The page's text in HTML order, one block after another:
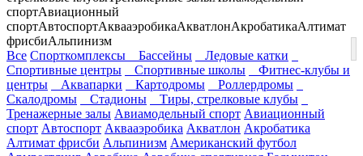
спортАвиационный
спортАвтоспортАквааэробикаАкватлонАкробатикаАлтимат
фрисбиАльпинизм
Все Спорткомплексы Бассейны
Ледовые катки
Спортивные центры
Спортивные школы
Фитнес-клубы и
центры
Аквапарки Картодромы
Роллердромы
Скалодромы
Стадионы
Тиры, стрелковые клубы
Тренажерные залы Авиамодельный спорт Авиационный
спорт Автоспорт Аквааэробика Акватлон Акробатика
Алтимат фрисби Альпинизм Американский футбол